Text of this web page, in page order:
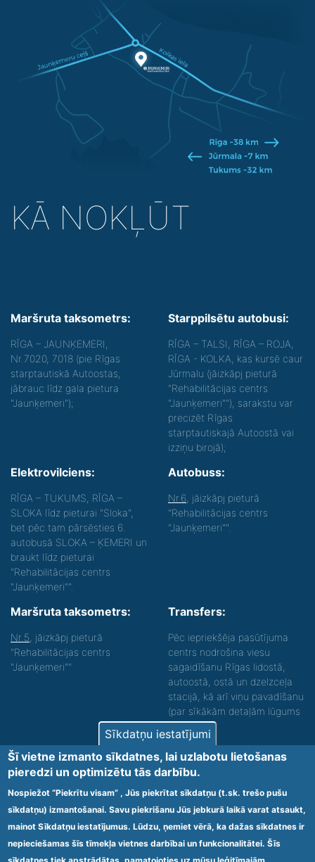
KĀ NOKĻŪT
Maršruta taksometrs:
RĪGA – JAUNĶEMERI,
Nr.7020, 7018 (pie Rīgas
starptautiskā Autoostas,
jābrauc līdz gala pietura
"Jaunķemeri");
Starppilsētu autobusi:
RĪGA – TALSI, RĪGA – ROJA,
RĪGA - KOLKA, kas kursē caur
Jūrmalu (jāizkāpj pieturā
"Rehabilitācijas centrs
"Jaunķemeri""), sarakstu var
precizēt Rīgas
starptautiskajā Autoostā vai
izziņu birojā);
Elektrovilciens:
RĪGA – TUKUMS, RĪGA –
SLOKA līdz pieturai "Sloka",
bet pēc tam pārsēsties 6.
autobusā SLOKA – ĶEMERI un
braukt līdz pieturai
"Rehabilitācijas centrs
"Jaunķemeri"".
Autobuss:
Nr.6 , jāizkāpj pieturā
"Rehabilitācijas centrs
"Jaunķemeri"".
Maršruta taksometrs:
Nr.5 , jāizkāpj pieturā
"Rehabilitācijas centrs
"Jaunķemeri""
Transfers:
Pēc iepriekšēja pasūtījuma
centrs nodrošina viesu
sagaidīšanu Rīgas lidostā,
autoostā, ostā un dzelzceļa
stacijā, kā arī viņu pavadīšanu
(par sīkākām detaļām lūgums
zvanīt).
Nodrošinām vides piekļūstamību personām ar
funkcionāliem traucējumiem! SIA „Sanare-KRC
Jaunķemeri”, Kolkas ielā 20, Jūrmalā ir nodrošināta vides
piekļūstamība personām ar funkcionāliem traucējumiem,
tādejādi nodrošinot atbilstību Ministru kabineta
2009.gada 20.janvāra noteikumos Nr.60 „Noteikumi par
obligātajām prasībām ārstniecības iestādēm un to
struktūrvienībām” minētajām prasībām.
Sīkdatņu iestatījumi
Šī vietne izmanto sīkdatnes, lai uzlabotu lietošanas
pieredzi un optimizētu tās darbību.
Nospiežot “Piekrītu visam” , Jūs piekrītat sīkdatņu (t.sk. trešo pušu
sīkdatņu) izmantošanai. Savu piekrišanu Jūs jebkurā laikā varat atsaukt,
mainot Sīkdatņu iestatījumus. Lūdzu, ņemiet vērā, ka dažas sīkdatnes ir
nepieciešamas šīs tīmekļa vietnes darbībai un funkcionalitātei. Šīs